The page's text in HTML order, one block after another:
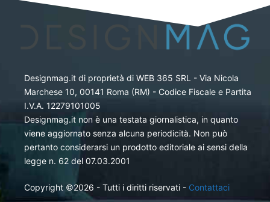
Designmag.it di proprietà di WEB 365 SRL - Via Nicola
Marchese 10, 00141 Roma (RM) - Codice Fiscale e Partita
I.V.A. 12279101005
Designmag.it non è una testata giornalistica, in quanto
viene aggiornato senza alcuna periodicità. Non può
pertanto considerarsi un prodotto editoriale ai sensi della
legge n. 62 del 07.03.2001
Copyright ©2026 - Tutti i diritti riservati - Contattaci